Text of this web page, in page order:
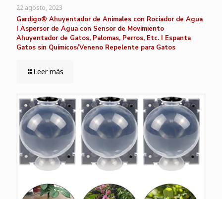
22 agosto, 2023
Gardigo® Ahuyentador de Animales con Rociador de Agua
I Aspersor de Agua con Sensor de Movimiento
Ahuyentador de Gatos, Palomas, Perros, Etc. I Espanta
Gatos sin Químicos/Veneno Repelente para Gatos
Leer más